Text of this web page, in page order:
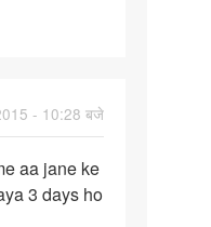
- 10:28 बजे
aa jane ke
3 days ho